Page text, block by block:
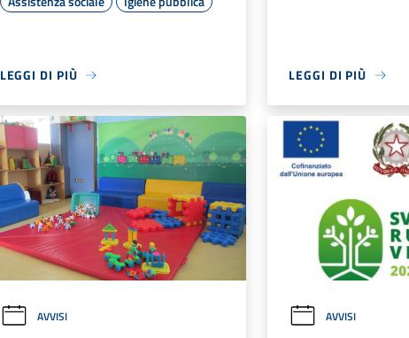
LEGGI DI PIÙ LEGGI DI PIÙ
AVVISI AVVISI